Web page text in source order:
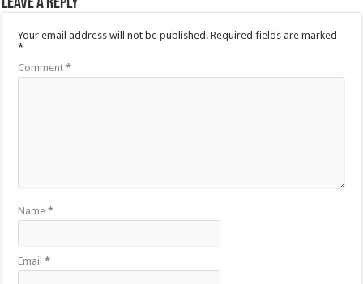
Your email address will not be published. Required fields are marked
*
Comment*
Name*
Email*